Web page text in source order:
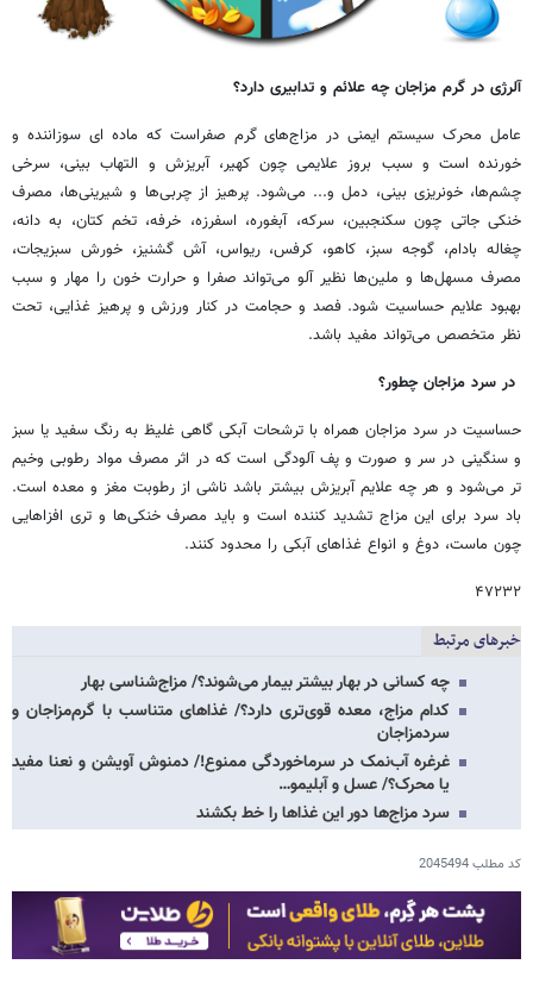
آلرژی در گرم مزاجان چه علائم و تدابیری دارد؟
عامل محرک سیستم ایمنی در مزاج‌های گرم صفراست که ماده ای سوزاننده و
خورنده است و سبب بروز علایمی چون کهیر، آبریزش و التهاب بینی، سرخی
چشم‌ها، خونریزی بینی، دمل و... می‌شود. پرهیز از چربی‌ها و شیرینی‌ها، مصرف
خنکی جاتی چون سکنجبین، سرکه، آبغوره، اسفرزه، خرفه، تخم کتان، به دانه،
چغاله بادام، گوجه سبز، کاهو، کرفس، ریواس، آش گشنیز، خورش سبزیجات،
مصرف مسهل‌ها و ملین‌ها نظیر آلو می‌تواند صفرا و حرارت خون را مهار و سبب
بهبود علایم حساسیت شود. فصد و حجامت در کنار ورزش و پرهیز غذایی، تحت
نظر متخصص می‌تواند مفید باشد.
در سرد مزاجان چطور؟
حساسیت در سرد مزاجان همراه با ترشحات آبکی گاهی غلیظ به رنگ سفید یا سبز
و سنگینی در سر و صورت و پف آلودگی است که در اثر مصرف مواد رطوبی وخیم
تر می‌شود و هر چه علایم آبریزش بیشتر باشد ناشی از رطوبت مغز و معده است.
باد سرد برای این مزاج تشدید کننده است و باید مصرف خنکی‌ها و تری افزاهایی
چون ماست، دوغ و انواع غذاهای آبکی را محدود کنند.
۴۷۲۳۲
خبرهای مرتبط
چه کسانی در بهار بیشتر بیمار می‌شوند؟/ مزاج‌شناسی بهار
کدام مزاج، معده قوی‌تری دارد؟/ غذاهای متناسب با گرم‌مزاجان و
سردمزاجان
غرغره آب‌نمک در سرماخوردگی ممنوع!/ دمنوش آویشن و نعنا مفید
یا محرک؟/ عسل و آبلیمو…
سرد مزاج‌ها دور این غذاها را خط بکشند
کد مطلب2045494